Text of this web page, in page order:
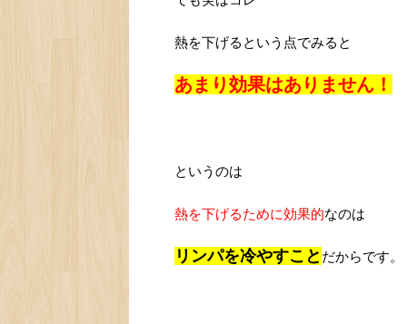
熱を下げるという点でみると
あまり効果はありません！
というのは
熱を下げるために効果的なのは
リンパを冷やすこと だからです。